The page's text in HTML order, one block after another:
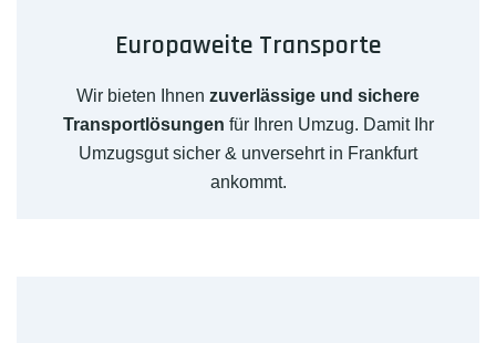
Europaweite Transporte
Wir bieten Ihnen zuverlässige und sichere
Transportlösungen für Ihren Umzug. Damit Ihr
Umzugsgut sicher & unversehrt in Frankfurt
ankommt.